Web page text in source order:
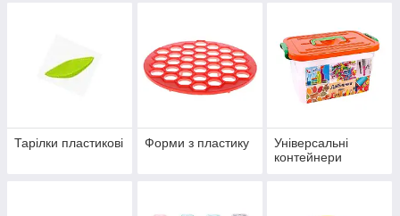
Тарілки пластикові Форми з пластику
Універсальні
контейнери